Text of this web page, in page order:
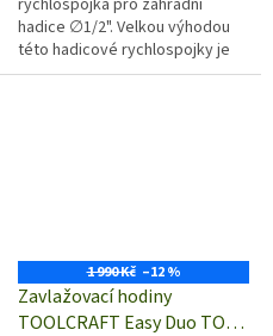
hadice ∅1/2". Velkou výhodou
této hadicové rychlospojky je
možnost natočení do
1 990 Kč –12 %
Zavlažovací hodiny
TOOLCRAFT Easy Duo TO-